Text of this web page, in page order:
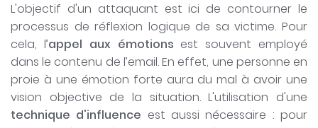
L'objectif d'un attaquant est ici de contourner le
processus de réflexion logique de sa victime. Pour
cela, l’appel aux émotions est souvent employé
dans le contenu de l’email. En effet, une personne en
proie à une émotion forte aura du mal à avoir une
vision objective de la situation. L'utilisation d'une
technique d'influence est aussi nécessaire : pour